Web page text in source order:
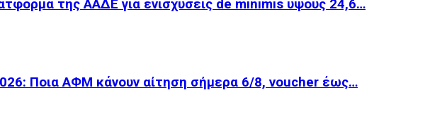
της ΑΑΔΕ για ενισχύσεις de minimis ύψους 24,6…
Ποια ΑΦΜ κάνουν αίτηση σήμερα 6/8, voucher έως…